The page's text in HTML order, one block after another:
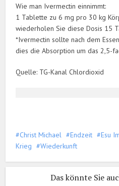
Wie man Ivermectin einnimmt:
1 Tablette zu 6 mg pro 30 kg
wiederholen Sie diese Dosis 15
*Ivermectin sollte nach dem
dies die Absorption um das 2,5-
Quelle: TG-Kanal Chlordioxid
Christ Michael Endzeit Esu
Krieg
Wiederkunft
Das könnte Sie